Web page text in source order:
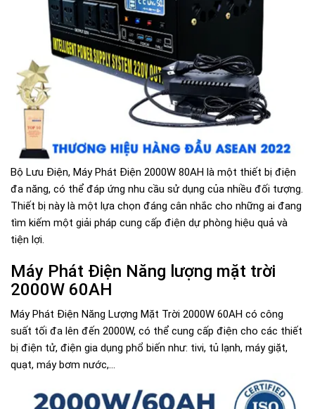
Bộ Lưu Điện, Máy Phát Điện 2000W 80AH là một thiết bị điện
đa năng, có thể đáp ứng nhu cầu sử dụng của nhiều đối tượng.
Thiết bị này là một lựa chọn đáng cân nhắc cho những ai đang
tìm kiếm một giải pháp cung cấp điện dự phòng hiệu quả và
tiện lợi.
Máy Phát Điện Năng lượng mặt trời
2000W 60AH
Máy Phát Điện Năng Lượng Mặt Trời 2000W 60AH có công
suất tối đa lên đến 2000W, có thể cung cấp điện cho các thiết
bị điện tử, điện gia dụng phổ biến như: tivi, tủ lạnh, máy giặt,
quạt, máy bơm nước,...